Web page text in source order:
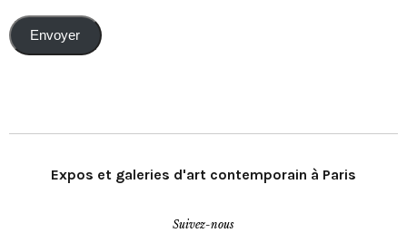
Envoyer
Expos et galeries d'art contemporain à Paris
Suivez-nous